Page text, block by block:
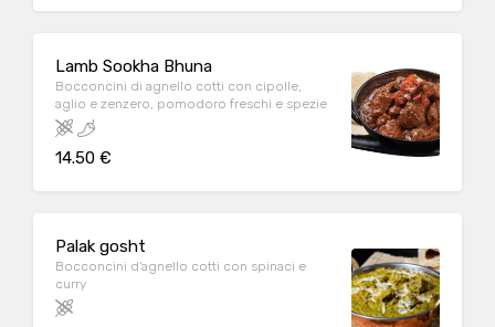
Lamb Sookha Bhuna
Bocconcini di agnello cotti con cipolle,
aglio e zenzero, pomodoro freschi e spezie
14.50 €
Palak gosht
Bocconcini d'agnello cotti con spinaci e
curry